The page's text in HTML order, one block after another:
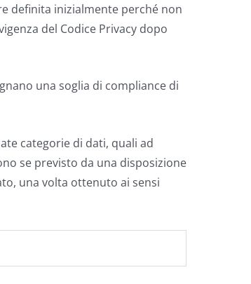
definita inizialmente perché non
del Codice Privacy dopo
una soglia di compliance di
categorie di dati, quali ad
se previsto da una disposizione
una volta ottenuto ai sensi